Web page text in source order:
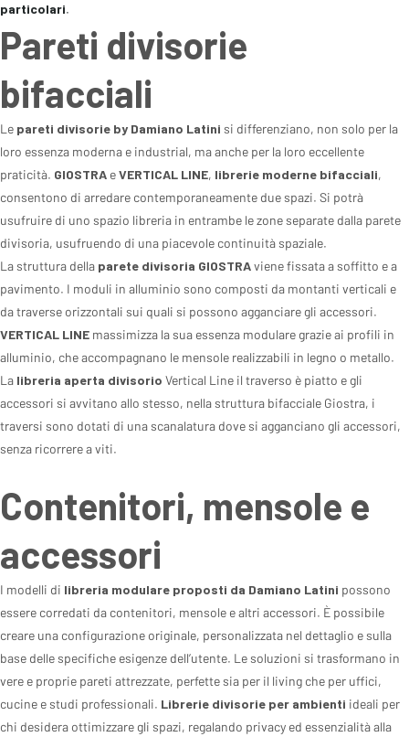
particolari.
Pareti divisorie
bifacciali
Le pareti divisorie by Damiano Latini si differenziano, non solo per la
loro essenza moderna e industrial, ma anche per la loro eccellente
praticità. GIOSTRA eVERTICAL LINE, librerie moderne bifacciali,
consentono di arredare contemporaneamente due spazi. Si potrà
usufruire di uno spazio libreria in entrambe le zone separate dalla parete
divisoria, usufruendo di una piacevole continuità spaziale.
La struttura della parete divisoria GIOSTRAviene fissata a soffitto e a
pavimento. I moduli in alluminio sono composti da montanti verticali e
da traverse orizzontali sui quali si possono agganciare gli accessori.
VERTICAL LINE massimizza la sua essenza modulare grazie ai profili in
alluminio, che accompagnano le mensole realizzabili in legno o metallo.
La libreria aperta divisorio Vertical Line il traverso è piatto e gli
accessori si avvitano allo stesso, nella struttura bifacciale Giostra, i
traversi sono dotati di una scanalatura dove si agganciano gli accessori,
senza ricorrere a viti.
Contenitori, mensole e
accessori
I modelli di libreria modulare proposti da Damiano Latini possono
essere corredati da contenitori, mensole e altri accessori. È possibile
creare una configurazione originale, personalizzata nel dettaglio e sulla
base delle specifiche esigenze dell’utente. Le soluzioni si trasformano in
vere e proprie pareti attrezzate, perfette sia per il living che per uffici,
cucine e studi professionali. Librerie divisorie per ambienti ideali per
chi desidera ottimizzare gli spazi, regalando privacy ed essenzialità alla